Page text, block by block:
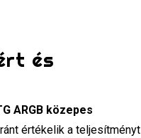
és
ARGB közepes
értékelik a teljesítményt